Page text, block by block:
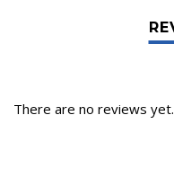
There are no reviews yet.